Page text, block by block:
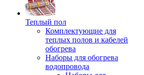
Теплый пол
Комплектующие для
теплых полов и кабелей
обогрева
Наборы для обогрева
водопровода